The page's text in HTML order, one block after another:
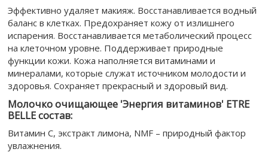
Эффективно удаляет макияж. Восстанавливается водный
баланс в клетках. Предохраняет кожу от излишнего
испарения. Восстанавливается метаболический процесс
на клеточном уровне. Поддерживает природные
функции кожи. Кожа наполняется витаминами и
минералами, которые служат источником молодости и
здоровья. Сохраняет прекрасный и здоровый вид.
Молочко очищающее 'Энергия витаминов' ETRE
BELLE состав:
Витамин С, экстракт лимона, NMF – природный фактор
увлажнения.